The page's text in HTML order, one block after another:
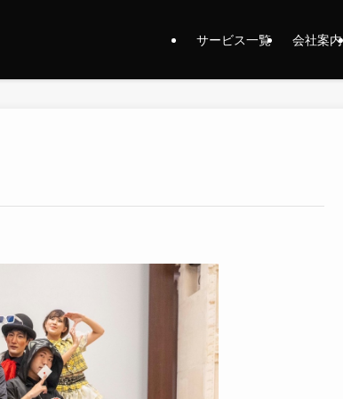
サービス一覧 会社案内